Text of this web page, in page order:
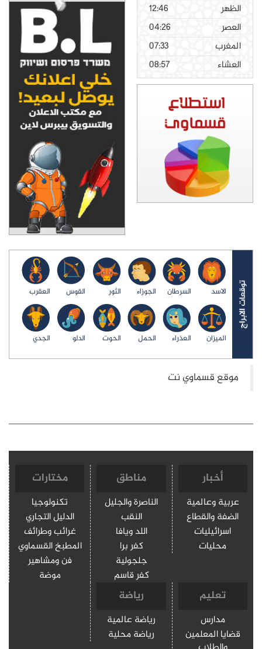
الظهر
12:46
العصر
04:26
المغرب
07:33
العشاء
08:57
الاسد السرطان الجوزاء الثور القوس العقرب
الميزان العذراء الحمل الحوت الدلو الجدي
أخبار
عربية وعالمية
الضفة والقطاع
اسرائيليات
محليات
مناطق
الناصرة والجليل
النقب
اللد ويافا
كفر برا
جلجولية
كفر قاسم
مختارات
تكنولوجيا
الدليل التجاري
غرائب وطرائف
المطبخ القسماوي
فن ومشاهير
موضة
تعليم
مدارس
قضايا المعلمين
رياضة
رياضة عالمية
رياضة محلية